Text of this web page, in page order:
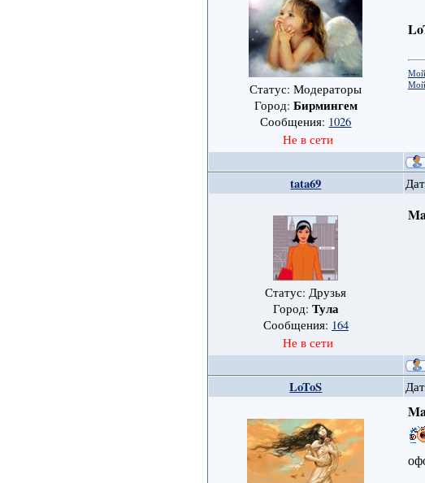
Статус: Модераторы
Город: Бирмингем
Сообщения: 1026
Не в сети
Мой
Мой
tata69
Статус: Друзья
Город: Тула
Сообщения: 164
Не в сети
LoToS